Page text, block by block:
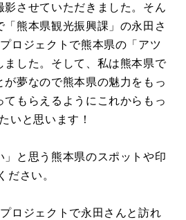
影させていただきました。そん
「熊本県観光振興課」の永田さ
ロジェクトで熊本県の「アツ
ました。そして、私は熊本県で
が夢なので熊本県の魅力をもっ
てもらえるようにこれからもっ
いと思います！
と思う熊本県のスポットや印
ださい。
ロジェクトで永田さんと訪れ